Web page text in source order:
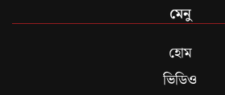
মেনু
হোম
ভিডিও